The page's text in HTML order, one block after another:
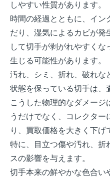
しやすい性質があります。
時間の経過とともに、イン
だり、湿気によるカビが発
して切手が剥がれやすく
生じる可能性があります。
汚れ、シミ、折れ、破れな
状態を保っている切手は、
こうした物理的なダメージ
うだけでなく、コレクタ
り、買取価格を大きく下げ
特に、目立つ傷や汚れ、折
スの影響を与えます。
切手本来の鮮やかな色合い